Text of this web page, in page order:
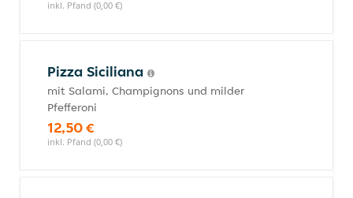
inkl. Pfand (0,00 €)
Pizza Siciliana
mit Salami, Champignons und milder
Pfefferoni
12,50 €
inkl. Pfand (0,00 €)